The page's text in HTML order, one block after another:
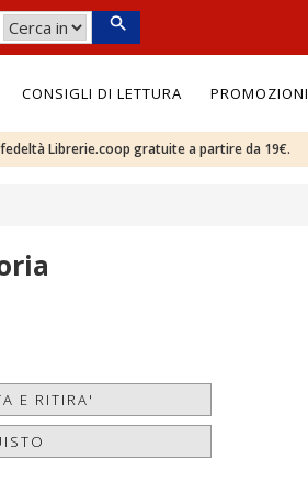
CONSIGLI DI LETTURA PROMOZIONI
Librerie.coop gratuite a partire da 19€.
E RITIRA'